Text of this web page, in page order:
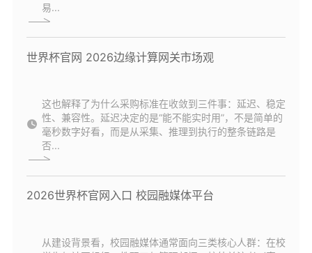
易...
世界杯官网 2026边缘计算网关市场观
这也解释了为什么采购标准在收敛到三件事：延迟、稳定
性、兼容性。延迟决定的是“能不能实时用”，不是简单的
毫秒数字好看，而是从采集、推理到执行的整条链路是
否...
2026世界杯官网入口 校园融媒体平台
从建设背景看，校园融媒体通常面向三类核心人群：在校